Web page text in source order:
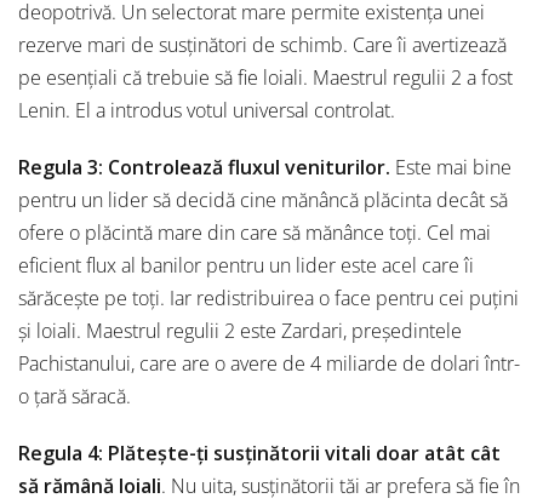
deopotrivă. Un selectorat mare permite existența unei
rezerve mari de susținători de schimb. Care îi avertizează
pe esențiali că trebuie să fie loiali. Maestrul regulii 2 a fost
Lenin. El a introdus votul universal controlat.
Regula 3: Controlează fluxul veniturilor. Este mai bine
pentru un lider să decidă cine mănâncă plăcinta decât să
ofere o plăcintă mare din care să mănânce toți. Cel mai
eficient flux al banilor pentru un lider este acel care îi
sărăcește pe toți. Iar redistribuirea o face pentru cei puțini
și loiali. Maestrul regulii 2 este Zardari, președintele
Pachistanului, care are o avere de 4 miliarde de dolari într-
o țară săracă.
Regula 4: Plătește-ți susținătorii vitali doar atât cât
să rămână loiali. Nu uita, susținătorii tăi ar prefera să fie în